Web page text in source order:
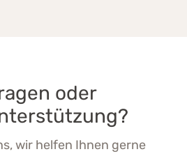
oder
wir helfen Ihnen gerne